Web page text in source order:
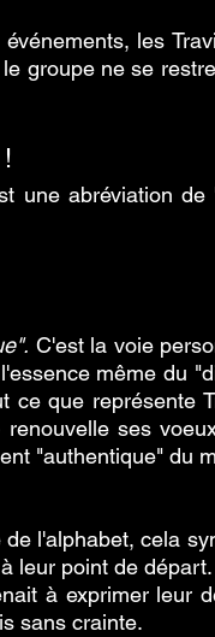
les
groupe ne se
une abréviation de
C'est la voie
même du
ce que représente
ses
"authentique" du
l'alphabet, cela
leur point de
à exprimer leur
sans crainte.